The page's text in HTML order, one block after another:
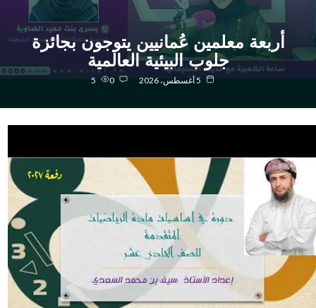
أربعة معلمين عُمانيين يتوجون بجائزة
جلوب البيئية العالمية
5